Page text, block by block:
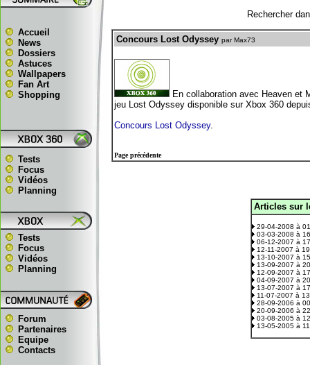
Accueil
News
Dossiers
Astuces
Wallpapers
Fan Art
Shopping
Tests
Focus
Vidéos
Planning
Tests
Focus
Vidéos
Planning
Forum
Partenaires
Equipe
Contacts
Rechercher
Concours Lost Odyssey par Max73
En collaboration avec Heaven et
jeu Lost Odyssey disponible sur Xbox 360
Concours Lost Odyssey.
Page précédente
Articles sur
29-04-2008 à
03-03-2008 à
06-12-2007 à
12-11-2007 à
13-10-2007 à
13-09-2007 à
12-09-2007 à
04-09-2007 à
13-07-2007 à
11-07-2007 à
28-09-2006 à
20-09-2006 à
03-08-2005 à
13-05-2005 à